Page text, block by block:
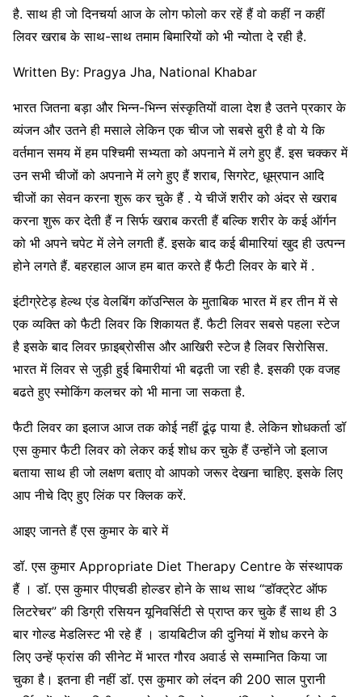
है. साथ ही जो दिनचर्या आज के लोग फोलो कर रहें हैं वो कहीं न कहीं
लिवर खराब के साथ-साथ तमाम बिमारियों को भी न्योता दे रही है.
Written By: Pragya Jha, National Khabar
भारत जितना बड़ा और भिन्न-भिन्न संस्कृतियों वाला देश है उतने प्रकार के
व्यंजन और उतने ही मसाले लेकिन एक चीज जो सबसे बुरी है वो ये कि
वर्तमान समय में हम पश्चिमी सभ्यता को अपनाने में लगे हुए हैं. इस चक्कर में
उन सभी चीजों को अपनाने में लगे हुए हैं शराब, सिगरेट, धूम्रपान आदि
चीजों का सेवन करना शुरू कर चुके हैं . ये चीजें शरीर को अंदर से खराब
करना शुरू कर देती हैं न सिर्फ खराब करती हैं बल्कि शरीर के कई ऑर्गन
को भी अपने चपेट में लेने लगती हैं. इसके बाद कई बीमारियां खुद ही उत्पन्न
होने लगते हैं. बहरहाल आज हम बात करते हैं फैटी लिवर के बारे में .
इंटीग्रेटेड़ हेल्थ एंड वेलबिंग कॉउन्सिल के मुताबिक भारत में हर तीन में से
एक व्यक्ति को फैटी लिवर कि शिकायत हैं. फैटी लिवर सबसे पहला स्टेज
है इसके बाद लिवर फ़ाइब्रोसीस और आखिरी स्टेज है लिवर सिरोसिस.
भारत में लिवर से जुड़ी हुई बिमारीयां भी बढ़ती जा रही है. इसकी एक वजह
बढते हुए स्मोकिंग कलचर को भी माना जा सकता है.
फैटी लिवर का इलाज आज तक कोई नहीं ढूंढ़ पाया है. लेकिन शोधकर्ता डॉ
एस कुमार फैटी लिवर को लेकर कई शोध कर चुके हैं उन्होंने जो इलाज
बताया साथ ही जो लक्षण बताए वो आपको जरूर देखना चाहिए. इसके लिए
आप नीचे दिए हुए लिंक पर क्लिक करें.
आइए जानते हैं एस कुमार के बारे में
डॉ. एस कुमार Appropriate Diet Therapy Centre के संस्थापक
हैं । डॉ. एस कुमार पीएचडी होल्डर होने के साथ साथ “डॉक्ट्रेट ऑफ
लिटरेचर” की डिग्री रसियन यूनिवर्सिटी से प्राप्त कर चुके हैं साथ ही 3
बार गोल्ड मेडलिस्ट भी रहे हैं । डायबिटीज की दुनियां में शोध करने के
लिए उन्हें फ्रांस की सीनेट में भारत गौरव अवार्ड से सम्मानित किया जा
चुका है। इतना ही नहीं डॉ. एस कुमार को लंदन की 200 साल पुरानी